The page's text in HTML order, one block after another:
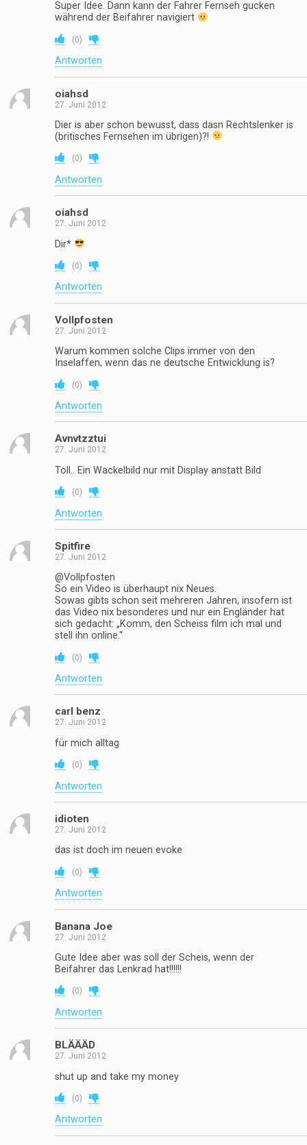
Super Idee. Dann kann der Fahrer Fernseh gucken
während der Beifahrer navigiert
(0)
Antworten
oiahsd
27. Juni 2012
Dier is aber schon bewusst, dass dasn Rechtslenker is
(britisches Fernsehen im übrigen)?!
(0)
Antworten
oiahsd
27. Juni 2012
Dir*
(0)
Antworten
Vollpfosten
27. Juni 2012
Warum kommen solche Clips immer von den
Inselaffen, wenn das ne deutsche Entwicklung is?
(0)
Antworten
Avnvtzztui
27. Juni 2012
Toll.. Ein Wackelbild nur mit Display anstatt Bild
(0)
Antworten
Spitfire
27. Juni 2012
@Vollpfosten
So ein Video is überhaupt nix Neues.
Sowas gibts schon seit mehreren Jahren, insofern ist
das Video nix besonderes und nur ein Engländer hat
sich gedacht: „Komm, den Scheiss film ich mal und
stell ihn online.“
(0)
Antworten
carl benz
27. Juni 2012
für mich alltag
(0)
Antworten
idioten
27. Juni 2012
das ist doch im neuen evoke
(0)
Antworten
Banana Joe
27. Juni 2012
Gute Idee aber was soll der Scheis, wenn der
Beifahrer das Lenkrad hat!!!!!!
(0)
Antworten
BLÄÄÄD
27. Juni 2012
shut up and take my money
(0)
Antworten